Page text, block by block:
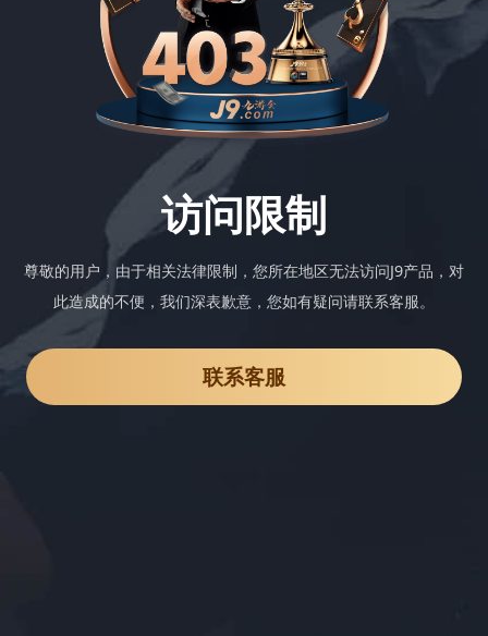
访问限制
尊敬的用户，由于相关法律限制，您所在地区无法访问J9产品，对
此造成的不便，我们深表歉意，您如有疑问请联系客服。
联系客服